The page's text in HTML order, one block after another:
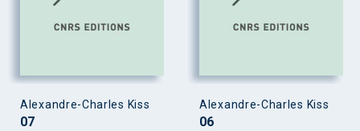
Alexandre-Charles Kiss
07
Alexandre-Charles Kiss
06